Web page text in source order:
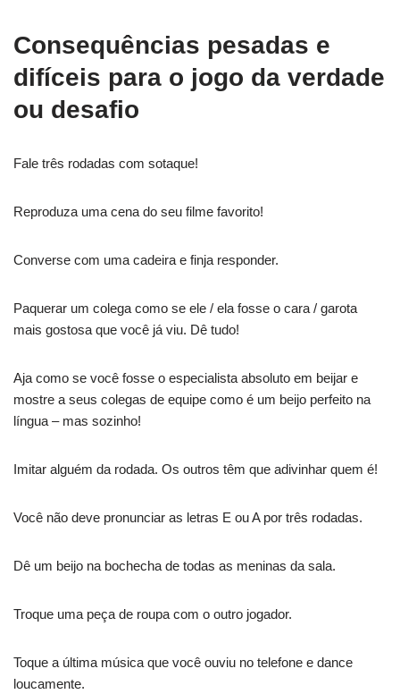
Consequências pesadas e
difíceis para o jogo da verdade
ou desafio
Fale três rodadas com sotaque!
Reproduza uma cena do seu filme favorito!
Converse com uma cadeira e finja responder.
Paquerar um colega como se ele / ela fosse o cara / garota
mais gostosa que você já viu. Dê tudo!
Aja como se você fosse o especialista absoluto em beijar e
mostre a seus colegas de equipe como é um beijo perfeito na
língua – mas sozinho!
Imitar alguém da rodada. Os outros têm que adivinhar quem é!
Você não deve pronunciar as letras E ou A por três rodadas.
Dê um beijo na bochecha de todas as meninas da sala.
Troque uma peça de roupa com o outro jogador.
Toque a última música que você ouviu no telefone e dance
loucamente.